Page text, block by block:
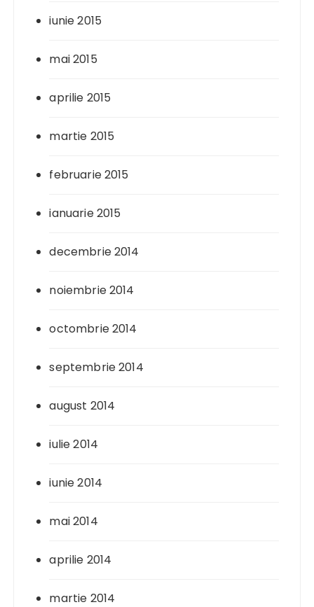
iunie 2015
mai 2015
aprilie 2015
martie 2015
februarie 2015
ianuarie 2015
decembrie 2014
noiembrie 2014
octombrie 2014
septembrie 2014
august 2014
iulie 2014
iunie 2014
mai 2014
aprilie 2014
martie 2014